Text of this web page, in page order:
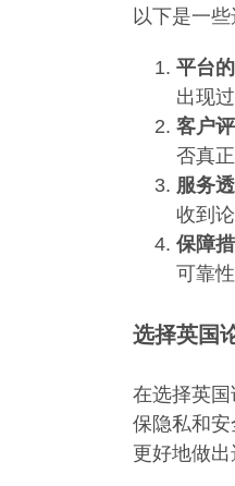
以下是一
平台
出现
客户
否真
服务
收到
保障
可靠
选择英国
在选择英
保隐私和
更好地做出